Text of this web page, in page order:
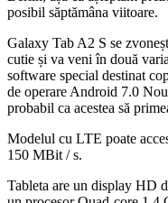
posibil săptămâna viitoare.
Galaxy Tab A2 S se
cutie și va veni în două
software special destinat
de operare Android 7.0
probabil ca acestea să
Modelul cu LTE poate
150 MBit / s.
Tableta are un display HD